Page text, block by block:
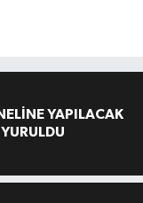
YAPILACAK